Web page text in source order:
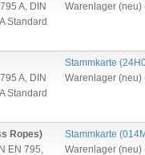
A, DIN
Standard
Warenlager (neu)
A, DIN
Standard
Stammkarte (
Warenlager (neu)
Ropes)
EN 795,
Stammkarte (
Warenlager (neu)